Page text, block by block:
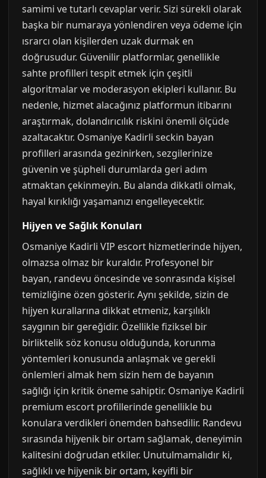
samimi ve tutarlı cevaplar verir. Sizi sürekli olarak
başka bir numaraya yönlendiren veya ödeme için
ısrarcı olan kişilerden uzak durmak en
doğrusudur. Güvenilir platformlar, genellikle
sahte profilleri tespit etmek için çeşitli
algoritmalar ve moderasyon ekipleri kullanır. Bu
nedenle, hizmet alacağınız platformun itibarını
araştırmak, dolandırıcılık riskini önemli ölçüde
azaltacaktır. Osmaniye Kadirli seckin bayan
profilleri arasında gezinirken, sezgilerinize
güvenin ve şüpheli durumlarda geri adım
atmaktan çekinmeyin. Bu alanda dikkatli olmak,
hayal kırıklığı yaşamanızı engelleyecektir.
Hijyen ve Sağlık Konuları
Osmaniye Kadirli VIP escort hizmetlerinde hijyen,
olmazsa olmaz bir kuraldır. Profesyonel bir
bayan, randevu öncesinde ve sonrasında kişisel
temizliğine özen gösterir. Aynı şekilde, sizin de
hijyen kurallarına dikkat etmeniz, karşılıklı
saygının bir gereğidir. Özellikle fiziksel bir
birliktelik söz konusu olduğunda, korunma
yöntemleri konusunda anlaşmak ve gerekli
önlemleri almak hem sizin hem de bayanın
sağlığı için kritik öneme sahiptir. Osmaniye Kadirli
premium escort profillerinde genellikle bu
konulara verdikleri önemden bahsedilir. Randevu
sırasında hijyenik bir ortam sağlamak, deneyimin
kalitesini doğrudan etkiler. Unutulmamalıdır ki,
sağlıklı ve hijyenik bir ortam, keyifli bir